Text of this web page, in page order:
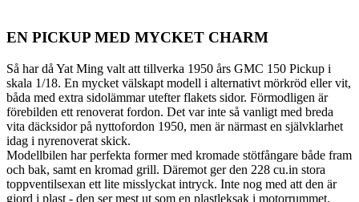
EN PICKUP MED MYCKET CHARM
Så har då Yat Ming valt att tillverka 1950 års GMC 150 Pickup i
skala 1/18. En mycket välskapt modell i alternativt mörkröd eller vit,
båda med extra sidolämmar utefter flakets sidor. Förmodligen är
förebilden ett renoverat fordon. Det var inte så vanligt med breda
vita däcksidor på nyttofordon 1950, men är närmast en självklarhet
idag i nyrenoverat skick.
Modellbilen har perfekta former med kromade stötfångare både fram
och bak, samt en kromad grill. Däremot ger den 228 cu.in stora
toppventilsexan ett lite misslyckat intryck. Inte nog med att den är
gjord i plast - den ser mest ut som en plastleksak i motorrummet.